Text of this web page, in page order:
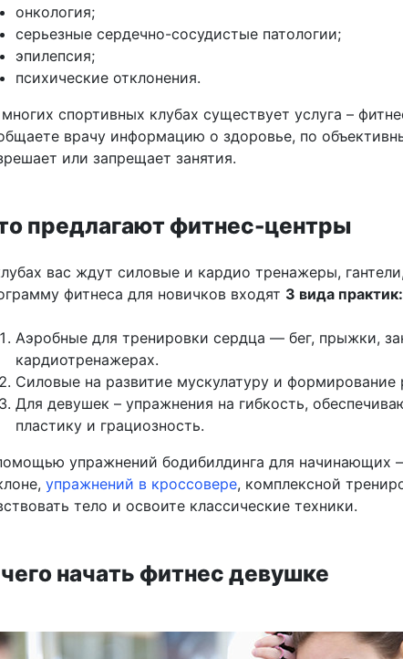
онкология;
серьезные сердечно-сосудистые патологии;
эпилепсия;
психические отклонения.
спортивных клубах существует услуга –
врачу информацию о здоровье, по
или запрещает занятия.
предлагают фитнес-центры
вас ждут силовые и кардио тренажеры,
фитнеса для новичков входят 3 вида практик:
Аэробные для тренировки сердца — бег, прыжки,
кардиотренажерах.
Силовые на развитие мускулатуру и формирование
Для девушек – упражнения на гибкость,
пластику и грациозность.
упражнений бодибилдинга для начинающих
упражнений в кроссовере, комплексной
тело и освоите классические техники.
начать фитнес девушке